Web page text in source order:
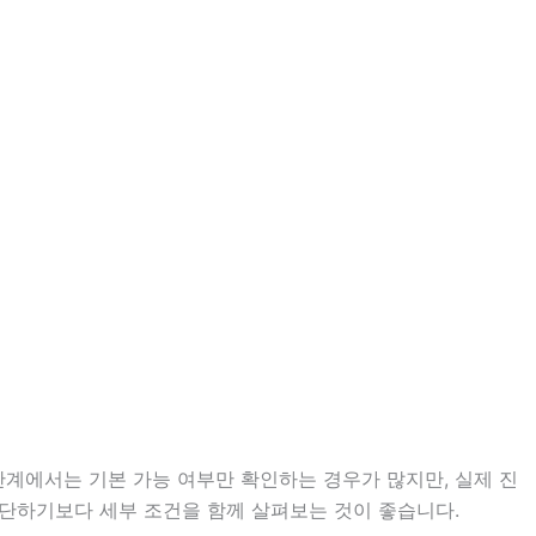
에서는 기본 가능 여부만 확인하는 경우가 많지만, 실제 진
하기보다 세부 조건을 함께 살펴보는 것이 좋습니다.